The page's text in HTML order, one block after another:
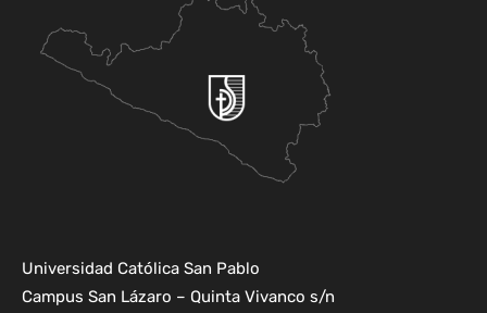
Universidad Católica San Pablo
Campus San Lázaro – Quinta Vivanco s/n